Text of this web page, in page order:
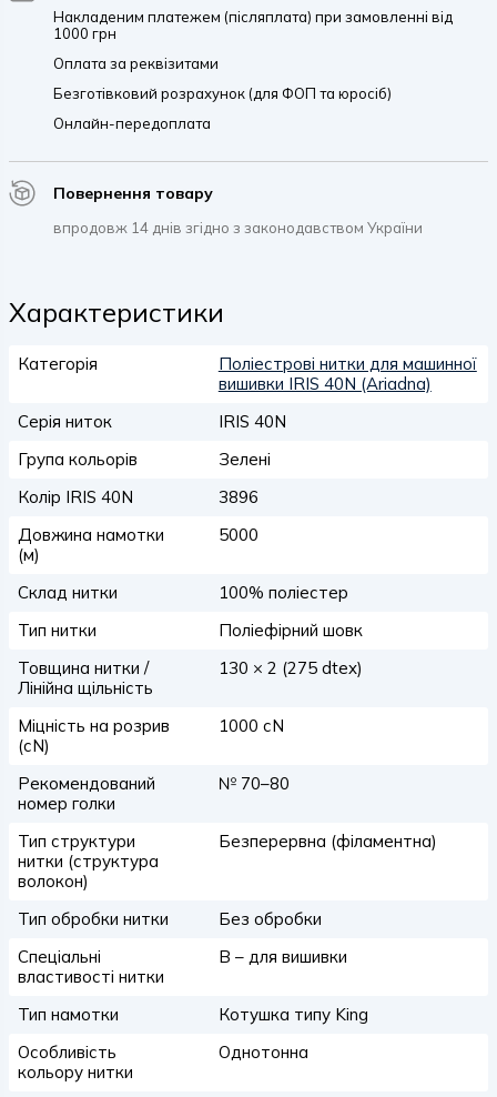
Накладеним платежем (післяплата) при замовленні від
1000 грн
Оплата за реквізитами
Безготівковий розрахунок (для ФОП та юросіб)
Онлайн-передоплата
Повернення товару
впродовж 14 днів згідно з законодавством України
Характеристики
Категорія
Поліестрові нитки для машинної
вишивки IRIS 40N (Ariadna)
Серія ниток
IRIS 40N
Група кольорів
Зелені
Колір IRIS 40N
3896
Довжина намотки
(м)
5000
Склад нитки
100% поліестер
Тип нитки
Поліефірний шовк
Товщина нитки /
Лінійна щільність
130 × 2 (275 dtex)
Міцність на розрив
(сN)
1000 сN
Рекомендований
номер голки
№ 70–80
Тип структури
нитки (структура
волокон)
Безперервна (філаментна)
Тип обробки нитки
Без обробки
Спеціальні
властивості нитки
B – для вишивки
Тип намотки
Котушка типу King
Особливість
кольору нитки
Однотонна